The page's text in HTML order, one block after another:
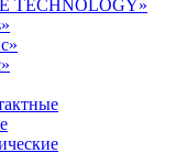
TECHNOLOGY»